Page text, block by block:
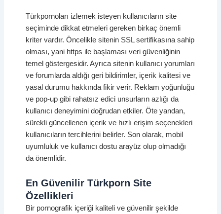
Türkpornoları izlemek isteyen kullanıcıların site
seçiminde dikkat etmeleri gereken birkaç önemli
kriter vardır. Öncelikle sitenin SSL sertifikasına sahip
olması, yani https ile başlaması veri güvenliğinin
temel göstergesidir. Ayrıca sitenin kullanıcı yorumları
ve forumlarda aldığı geri bildirimler, içerik kalitesi ve
yasal durumu hakkında fikir verir. Reklam yoğunluğu
ve pop-up gibi rahatsız edici unsurların azlığı da
kullanıcı deneyimini doğrudan etkiler. Öte yandan,
sürekli güncellenen içerik ve hızlı erişim seçenekleri
kullanıcıların tercihlerini belirler. Son olarak, mobil
uyumluluk ve kullanıcı dostu arayüz olup olmadığı
da önemlidir.
En Güvenilir Türkporn Site
Özellikleri
Bir pornografik içeriği kaliteli ve güvenilir şekilde